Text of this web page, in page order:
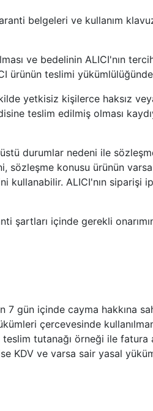
belgeleri ve kullanım
ve bedelinin ALICI'nın
ürünün teslimi
yetkisiz kişilerce haksız
teslim edilmiş olması
durumlar nedeni ile
sözleşme konusu ürünün
kullanabilir. ALICI'nın siparişi
içinde gerekli
içinde cayma hakkına
çercevesinde
tutanağı örneği ile fatura
KDV ve varsa sair yasal